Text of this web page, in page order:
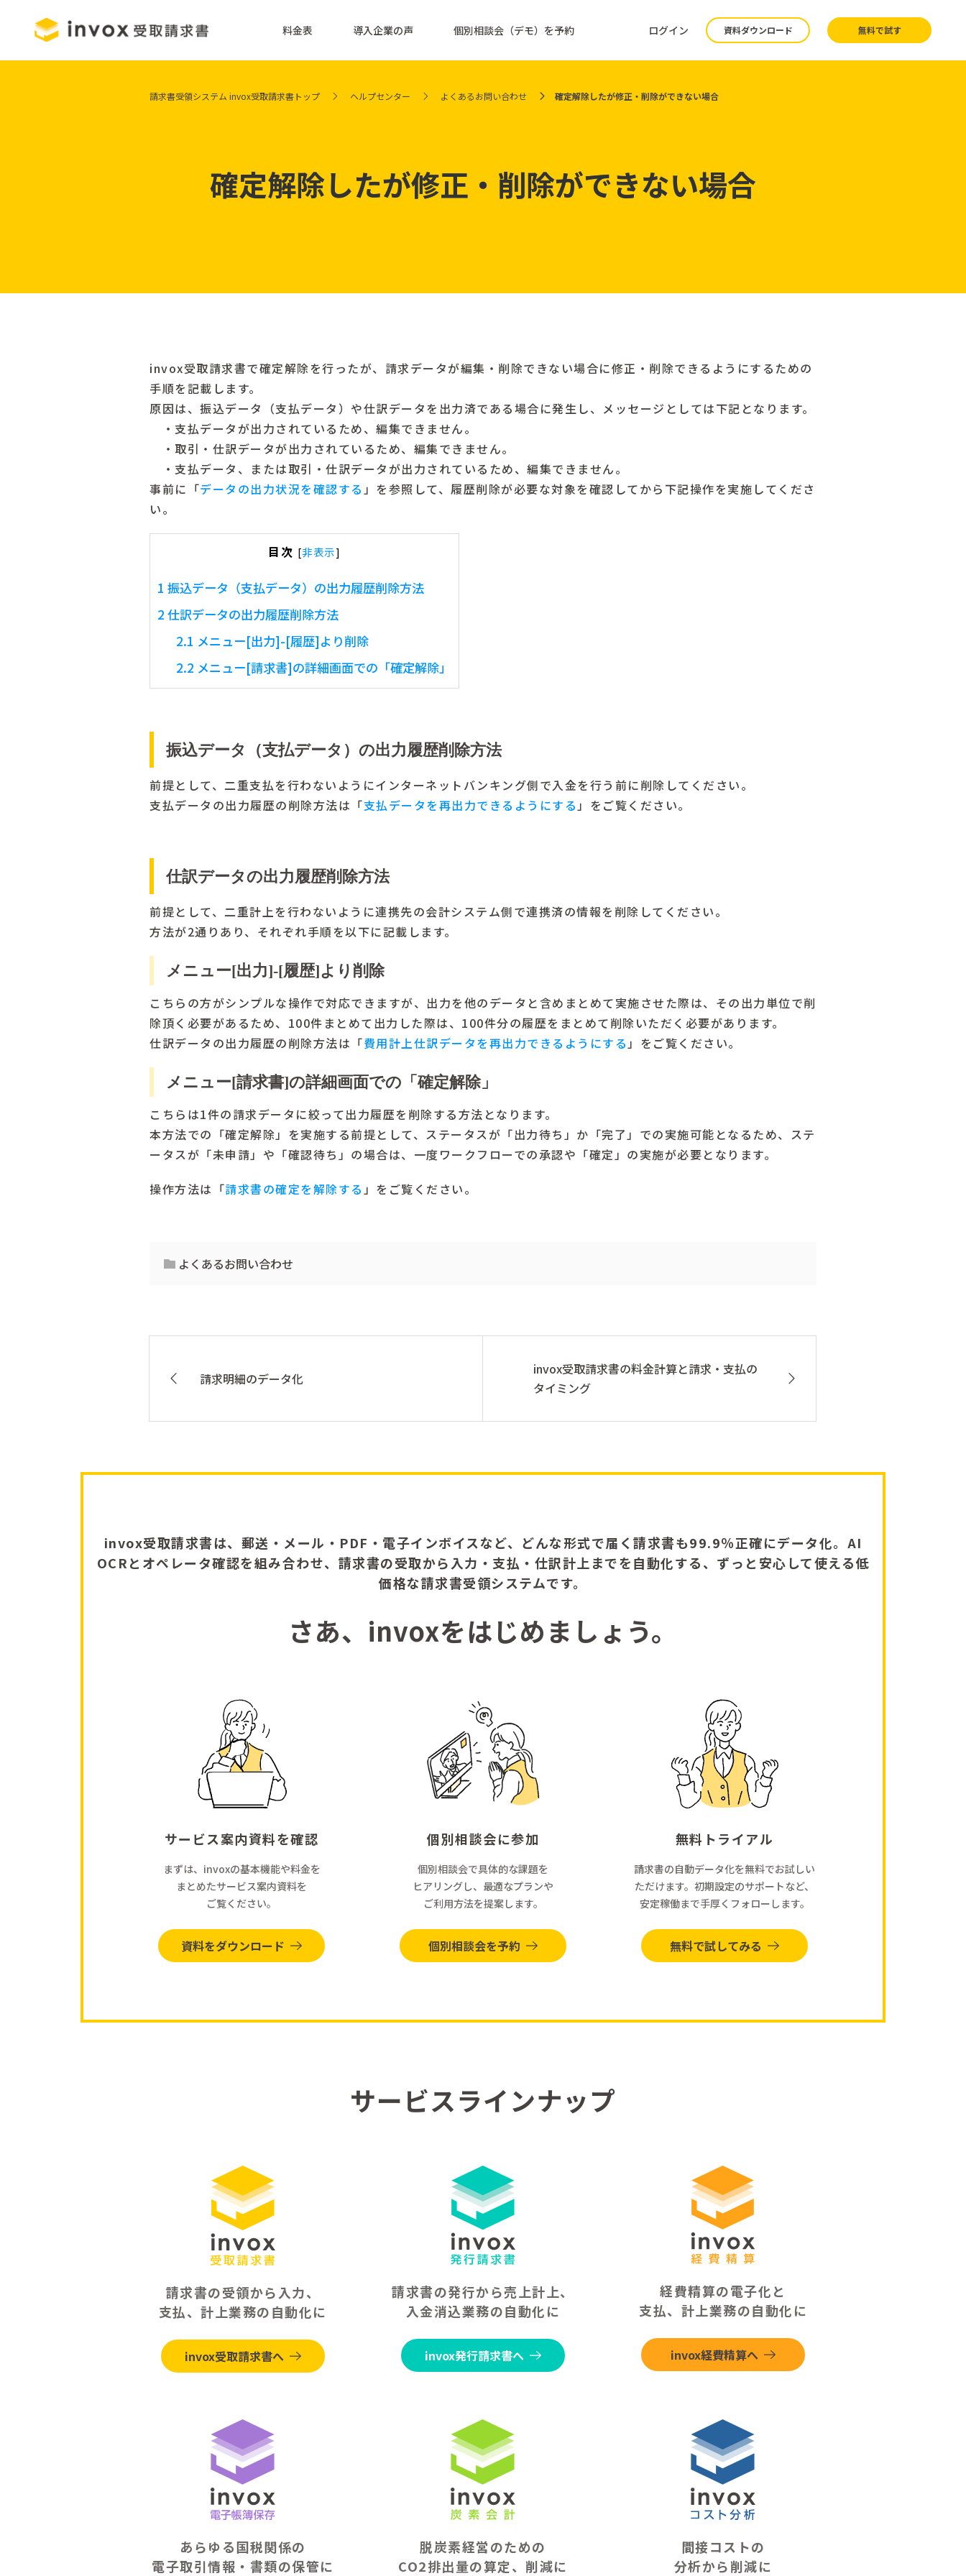
料金表 導入企業の声 個別相談会（デモ）を予約 ログイン 資料ダウンロード 無料で試す
確定解除したが修正・削除ができない場合
請求書受領システム invox受取請求書トップ ヘルプセンター よくあるお問い合わせ 確定解除したが修正・削除ができない場合
invox受取請求書で確定解除を行ったが、請求データが編集・削除できない場合に修正・削除できるようにするための
手順を記載します。
原因は、振込データ（支払データ）や仕訳データを出力済である場合に発生し、メッセージとしては下記となります。
・支払データが出力されているため、編集できません。
・取引・仕訳データが出力されているため、編集できません。
・支払データ、または取引・仕訳データが出力されているため、編集できません。
事前に「データの出力状況を確認する」を参照して、履歴削除が必要な対象を確認してから下記操作を実施してくださ
い。
目次 [非表示]
1 振込データ（支払データ）の出力履歴削除方法
2 仕訳データの出力履歴削除方法
2.1 メニュー[出力]-[履歴]より削除
2.2 メニュー[請求書]の詳細画面での「確定解除」
振込データ（支払データ）の出力履歴削除方法
前提として、二重支払を行わないようにインターネットバンキング側で入金を行う前に削除してください。
支払データの出力履歴の削除方法は「支払データを再出力できるようにする」をご覧ください。
仕訳データの出力履歴削除方法
前提として、二重計上を行わないように連携先の会計システム側で連携済の情報を削除してください。
方法が2通りあり、それぞれ手順を以下に記載します。
メニュー[出力]-[履歴]より削除
こちらの方がシンプルな操作で対応できますが、出力を他のデータと含めまとめて実施させた際は、その出力単位で削
除頂く必要があるため、100件まとめて出力した際は、100件分の履歴をまとめて削除いただく必要があります。
仕訳データの出力履歴の削除方法は「費用計上仕訳データを再出力できるようにする」をご覧ください。
メニュー[請求書]の詳細画面での「確定解除」
こちらは1件の請求データに絞って出力履歴を削除する方法となります。
本方法での「確定解除」を実施する前提として、ステータスが「出力待ち」か「完了」での実施可能となるため、ステ
ータスが「未申請」や「確認待ち」の場合は、一度ワークフローでの承認や「確定」の実施が必要となります。
操作方法は「請求書の確定を解除する」をご覧ください。
よくあるお問い合わせ
請求明細のデータ化
invox受取請求書の料金計算と請求・支払の
タイミング
invox受取請求書は、郵送・メール・PDF・電子インボイスなど、どんな形式で届く請求書も99.9％正確にデータ化。AI
OCRとオペレータ確認を組み合わせ、請求書の受取から入力・支払・仕訳計上までを自動化する、ずっと安心して使える低
価格な請求書受領システムです。
さあ、invoxをはじめましょう。
サービス案内資料を確認
まずは、invoxの基本機能や料金を
まとめたサービス案内資料を
ご覧ください。
資料をダウンロード
個別相談会に参加
個別相談会で具体的な課題を
ヒアリングし、最適なプランや
ご利用方法を提案します。
個別相談会を予約
無料トライアル
請求書の自動データ化を無料でお試しい
ただけます。初期設定のサポートなど、
安定稼働まで手厚くフォローします。
無料で試してみる
サービスラインナップ
請求書の受領から入力、
支払、計上業務の自動化に
invox受取請求書へ
請求書の発行から売上計上、
入金消込業務の自動化に
invox発行請求書へ
経費精算の電子化と
支払、計上業務の自動化に
invox経費精算へ
あらゆる国税関係の
電子取引情報・書類の保管に
脱炭素経営のための
CO2排出量の算定、削減に
間接コストの
分析から削減に